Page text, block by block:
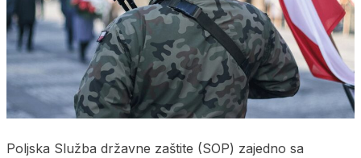
Poljska Služba državne zaštite (SOP) zajedno sa